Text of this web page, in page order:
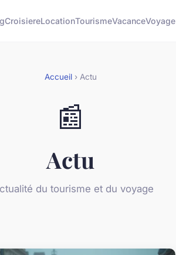
CroisiereLocationTourismeVacanceVoyage
Accueil› Actu
📰
Actu
du tourisme et du voyage